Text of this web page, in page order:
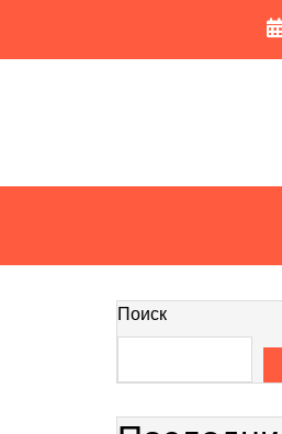
Поиск